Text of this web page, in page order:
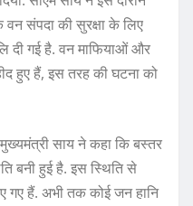
वन संपदा की सुरक्षा के लिए
दी गई है. वन माफियाओं और
हुए हैं, इस तरह की घटना को
साय ने कहा कि बस्तर
बनी हुई है. इस स्थिति से
गए हैं. अभी तक कोई जन हानि